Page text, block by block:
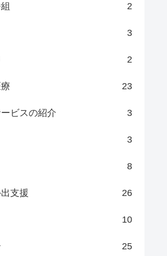
2
3
2
23
ビスの紹介 3
3
8
支援 26
10
25